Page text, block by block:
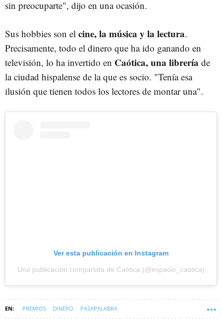
sin preocuparte", dijo en una ocasión.
Sus hobbies son el cine, la música y la lectura.
Precisamente, todo el dinero que ha ido ganando en
televisión, lo ha invertido en Caótica, una librería de
la ciudad hispalense de la que es socio. "Tenía esa
ilusión que tienen todos los lectores de montar una".
Ver esta publicación en Instagram
Una publicación compartida de Caótica (@espacio_caotica)
PREMIOS DINERO PASAPALABRA